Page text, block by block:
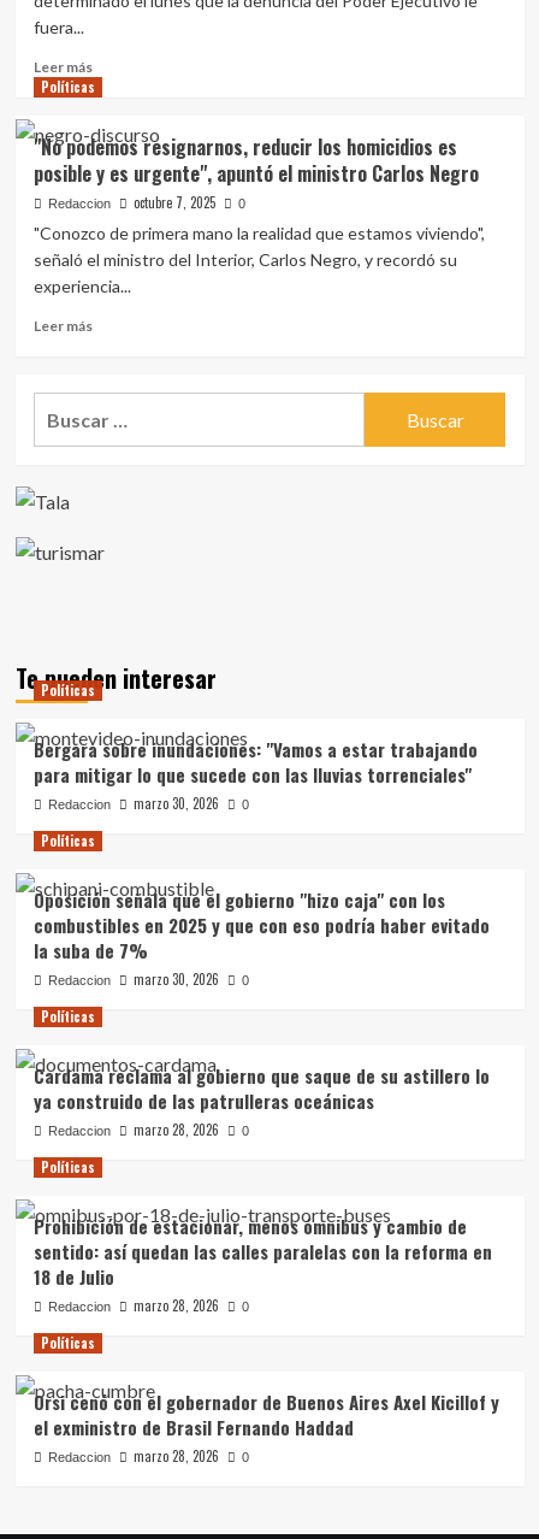
habló
señales
que
mandan
narcos
y
de
reforzar
Fiscalía
fuera...
Leer másLeer
más
Fiscal
designada
para
el
caso
Cardama
presentó
derecho
de
Corte
Políticas
"No podemos resignarnos, reducir los homicidios es
posible y es urgente", apuntó el ministro Carlos Negro
Redaccion octubre 7, 2025 0
"Conozco de primera mano la realidad que estamos viviendo",
señaló el ministro del Interior, Carlos Negro, y recordó su
experiencia...
Leer másLeer
"No
podemos
posible
el
ministro
Negro
Te pueden interesar
Políticas
Bergara sobre inundaciones: "Vamos a estar trabajando
para mitigar lo que sucede con las lluvias torrenciales"
Redaccion marzo 30, 2026 0
Políticas
Oposición señala que el gobierno "hizo caja" con los
combustibles en 2025 y que con eso podría haber evitado
la suba de 7%
Redaccion marzo 30, 2026 0
Políticas
Cardama reclama al gobierno que saque de su astillero lo
ya construido de las patrulleras oceánicas
Redaccion marzo 28, 2026 0
Políticas
Prohibición de estacionar, menos ómnibus y cambio de
sentido: así quedan las calles paralelas con la reforma en
18 de Julio
Redaccion marzo 28, 2026 0
Políticas
Orsi cenó con el gobernador de Buenos Aires Axel Kicillof y
el exministro de Brasil Fernando Haddad
Redaccion marzo 28, 2026 0